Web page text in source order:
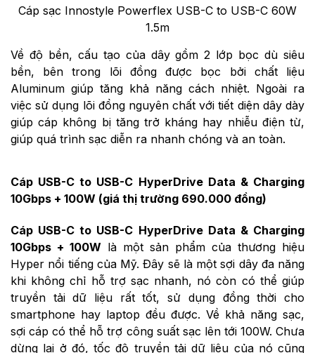
Cáp sạc Innostyle Powerflex USB-C to USB-C 60W
1.5m
Về độ bền, cấu tạo của dây gồm 2 lớp bọc dù siêu
bền, bên trong lõi đồng được bọc bởi chất liệu
Aluminum giúp tăng khả năng cách nhiệt. Ngoài ra
việc sử dụng lõi đồng nguyên chất với tiết diện dây dày
giúp cáp không bị tăng trở kháng hay nhiễu điện từ,
giúp quá trình sạc diễn ra nhanh chóng và an toàn.
Cáp USB-C to USB-C HyperDrive Data & Charging
10Gbps + 100W (giá thị trường 690.000 đồng)
Cáp USB-C to USB-C HyperDrive Data & Charging
10Gbps + 100W là một sản phẩm của thương hiệu
Hyper nổi tiếng của Mỹ. Đây sẽ là một sợi dây đa năng
khi không chỉ hỗ trợ sạc nhanh, nó còn có thể giúp
truyền tải dữ liệu rất tốt, sử dụng đồng thời cho
smartphone hay laptop đều được. Về khả năng sạc,
sợi cáp có thể hỗ trợ công suất sạc lên tới 100W. Chưa
dừng lại ở đó, tốc độ truyền tải dữ liệu của nó cũng